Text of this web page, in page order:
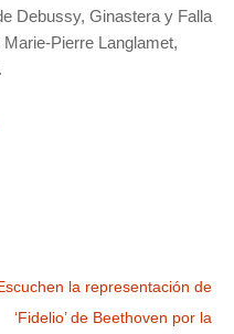
Debussy, Ginastera y Falla
Pierre Langlamet,
la representación de
‘Fidelio’ de Beethoven por la